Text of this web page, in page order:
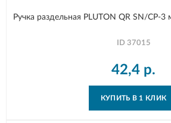
Ручка раздельная PLUTON QR SN/CP-
ID 37015
42,4 р.
КУПИТЬ В 1 КЛИК